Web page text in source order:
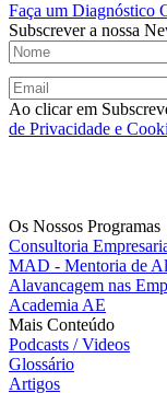
Faça um Diagnóstico
Subscrever a nossa
Ao clicar em
de Privacidade e
Os Nossos Programas
Consultoria
MAD - Mentoria de
Alavancagem nas
Academia AE
Mais Conteúdo
Podcasts / Videos
Glossário
Artigos